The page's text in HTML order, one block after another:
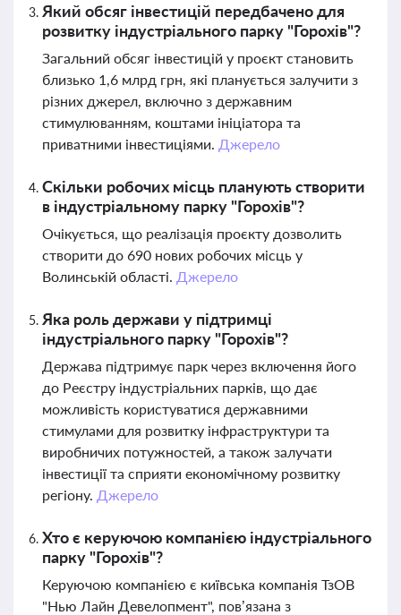
Який обсяг інвестицій передбачено для
розвитку індустріального парку "Горохів"?
Загальний обсяг інвестицій у проєкт становить
близько 1,6 млрд грн, які планується залучити з
різних джерел, включно з державним
стимулюванням, коштами ініціатора та
приватними інвестиціями. Джерело
Скільки робочих місць планують створити
в індустріальному парку "Горохів"?
Очікується, що реалізація проєкту дозволить
створити до 690 нових робочих місць у
Волинській області. Джерело
Яка роль держави у підтримці
індустріального парку "Горохів"?
Держава підтримує парк через включення його
до Реєстру індустріальних парків, що дає
можливість користуватися державними
стимулами для розвитку інфраструктури та
виробничих потужностей, а також залучати
інвестиції та сприяти економічному розвитку
регіону. Джерело
Хто є керуючою компанією індустріального
парку "Горохів"?
Керуючою компанією є київська компанія ТзОВ
"Нью Лайн Девелопмент", пов’язана з